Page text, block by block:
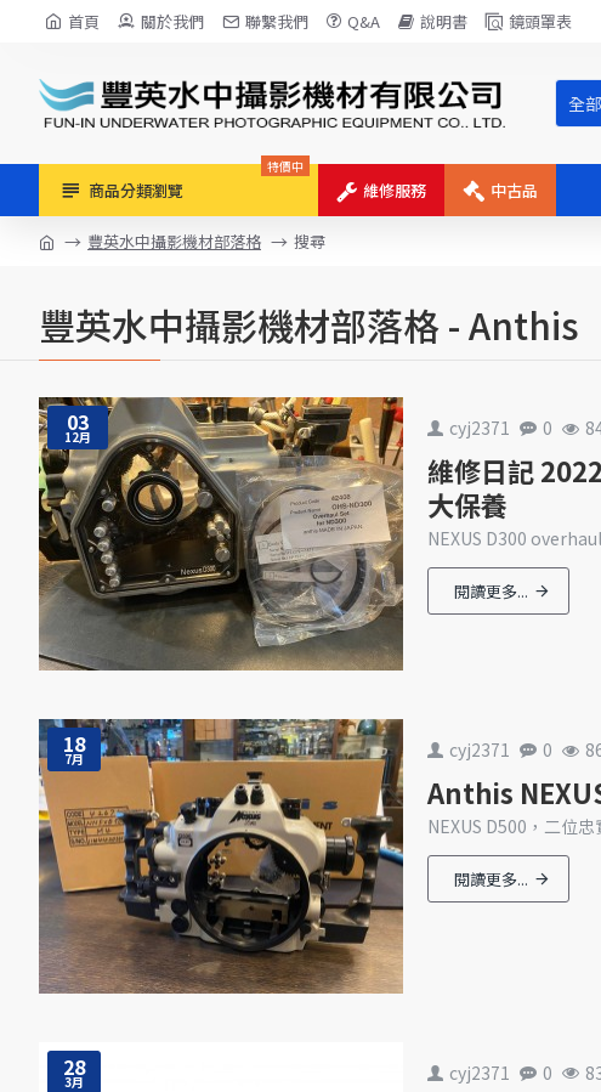
首頁 關於我們 聯繫我們 Q&A 說明書 鏡頭罩表
全部
商品分類瀏覽
特價中
維修服務 中古品
豐英水中攝影機材部落格 搜尋
豐英水中攝影機材部落格 - Anthis
03
12月 cyj2371 0
維修日記
大保養
NEXUS D300
閱讀更多...
18
7月 cyj2371 0
Anthis
NEXUS D500，二位
閱讀更多...
28
3月 cyj2371 0